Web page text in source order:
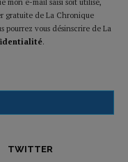
gratuite de La Chronique
pourrez vous désinscrire de La
.
TWITTER